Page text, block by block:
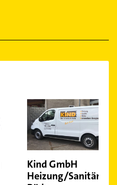
Kind GmbH
Heizung/Sanitär/